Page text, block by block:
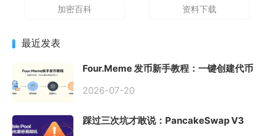
加密百科 资料下载
最近发表
Four.Meme 发币新手教程：一键创建代币
2026-07-20
踩过三次坑才敢说：PancakeSwap V3